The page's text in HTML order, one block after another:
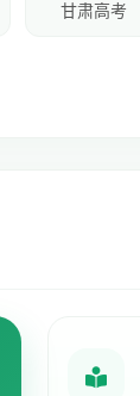
甘肃高考